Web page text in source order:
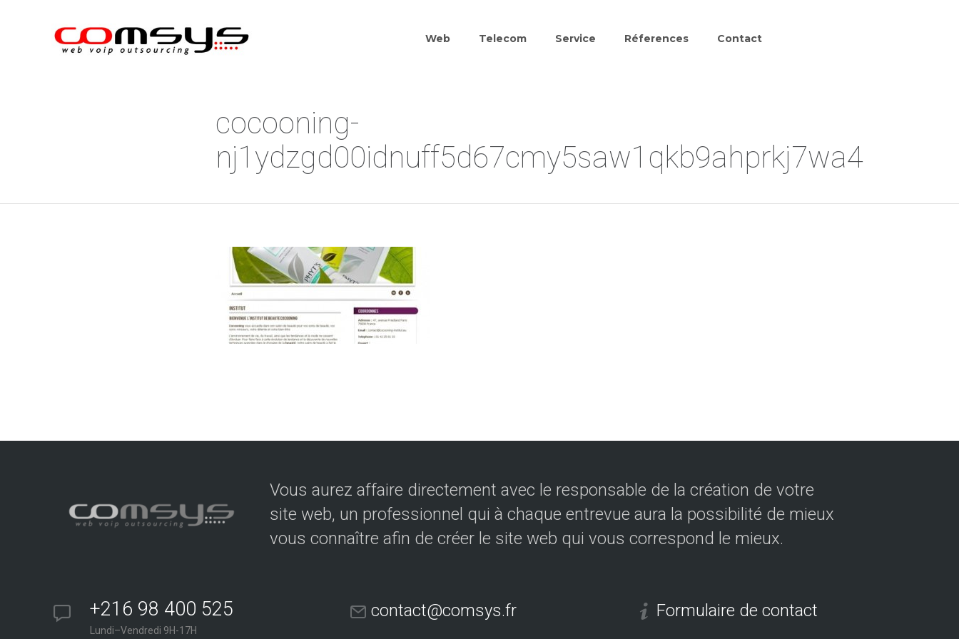
Web Telecom Service Réferences Contact
cocooning-
nj1ydzgd00idnuff5d67cmy5saw1qkb9ahprkj7wa4
Vous aurez affaire directement avec le responsable de la création de votre
site web, un professionnel qui à chaque entrevue aura la possibilité de mieux
vous connaître afin de créer le site web qui vous correspond le mieux.
+216 98 400 525
Lundi–Vendredi 9H-17H
contact@comsys.fr Formulaire de contact